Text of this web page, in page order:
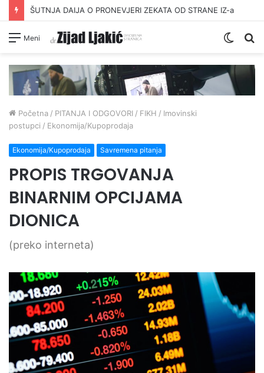
ŠUTNJA DAIJA O PRONEVJERI ZEKATA OD STRANE IZ-a
Meni
Switch
Početna / PITANJA I ODGOVORI / FIKH / Imovinski
postupci / Ekonomija/Kupoprodaja
Ekonomija/Kupoprodaja Savremena pitanja
PROPIS TRGOVANJA
BINARNIM OPCIJAMA
DIONICA
(preko interneta)